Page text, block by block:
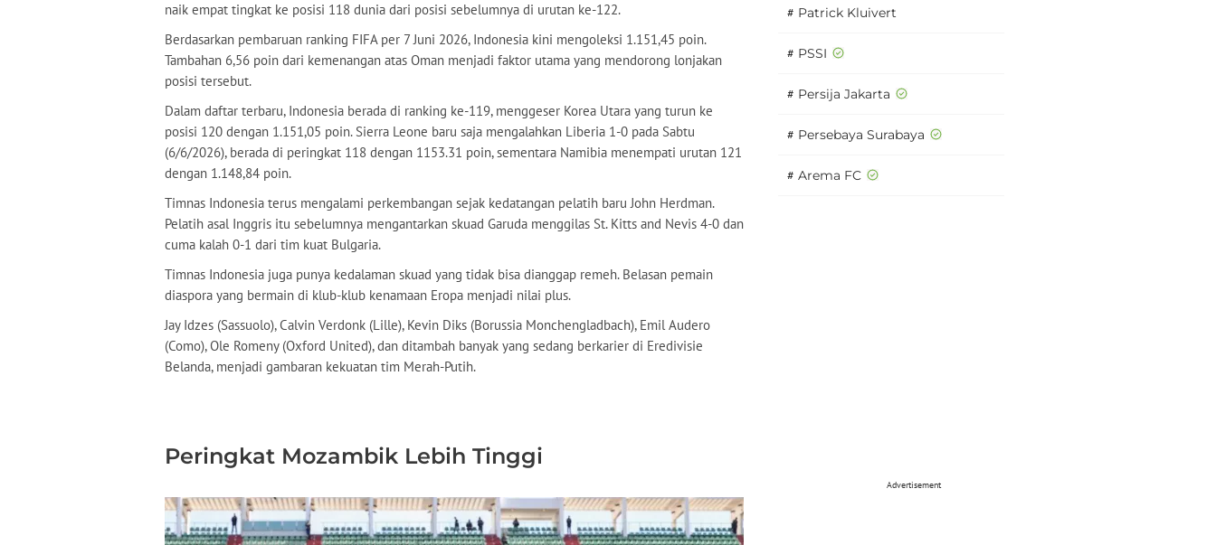
naik empat tingkat ke posisi 118 dunia dari posisi sebelumnya di urutan ke-122.
Berdasarkan pembaruan ranking FIFA per 7 Juni 2026, Indonesia kini mengoleksi 1.151,45 poin.
Tambahan 6,56 poin dari kemenangan atas Oman menjadi faktor utama yang mendorong lonjakan
posisi tersebut.
Dalam daftar terbaru, Indonesia berada di ranking ke-119, menggeser Korea Utara yang turun ke
posisi 120 dengan 1.151,05 poin. Sierra Leone baru saja mengalahkan Liberia 1-0 pada Sabtu
(6/6/2026), berada di peringkat 118 dengan 1153.31 poin, sementara Namibia menempati urutan 121
dengan 1.148,84 poin.
Timnas Indonesia terus mengalami perkembangan sejak kedatangan pelatih baru John Herdman.
Pelatih asal Inggris itu sebelumnya mengantarkan skuad Garuda menggilas St. Kitts and Nevis 4-0 dan
cuma kalah 0-1 dari tim kuat Bulgaria.
Timnas Indonesia juga punya kedalaman skuad yang tidak bisa dianggap remeh. Belasan pemain
diaspora yang bermain di klub-klub kenamaan Eropa menjadi nilai plus.
Jay Idzes (Sassuolo), Calvin Verdonk (Lille), Kevin Diks (Borussia Monchengladbach), Emil Audero
(Como), Ole Romeny (Oxford United), dan ditambah banyak yang sedang berkarier di Eredivisie
Belanda, menjadi gambaran kekuatan tim Merah-Putih.
Peringkat Mozambik Lebih Tinggi
# Patrick Kluivert
# PSSI
# Persija Jakarta
# Persebaya Surabaya
# Arema FC
Advertisement